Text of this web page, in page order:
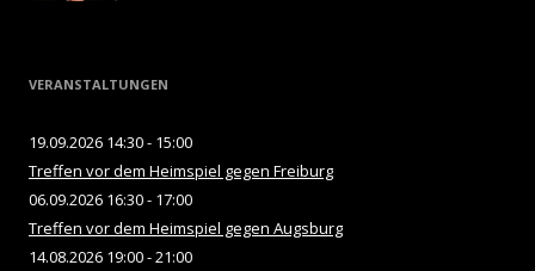
VERANSTALTUNGEN
19.09.2026 14:30 - 15:00
Treffen vor dem Heimspiel gegen Freiburg
06.09.2026 16:30 - 17:00
Treffen vor dem Heimspiel gegen Augsburg
14.08.2026 19:00 - 21:00